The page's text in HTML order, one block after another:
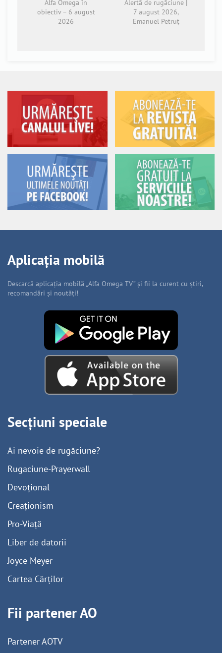
Alfa Omega în
obiectiv – 6 august
2026
Alertă de rugăciune |
7 august 2026,
Emanuel Petruț
Aplicația mobilă
Descarcă aplicația mobilă „Alfa Omega TV” și fii la curent cu știri,
recomandări și noutăți!
Secțiuni speciale
Ai nevoie de rugăciune?
Rugaciune-Prayerwall
Devoțional
Creaționism
Pro-Viață
Liber de datorii
Joyce Meyer
Cartea Cărților
Fii partener AO
Partener AOTV